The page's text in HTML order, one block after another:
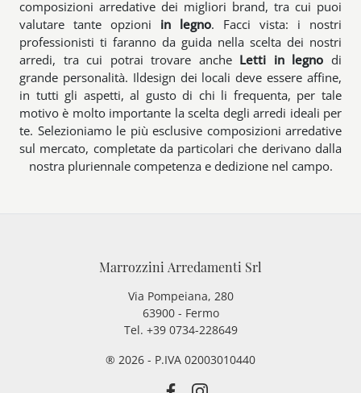
composizioni arredative dei migliori brand, tra cui puoi
valutare tante opzioni in legno. Facci vista: i nostri
professionisti ti faranno da guida nella scelta dei nostri
arredi, tra cui potrai trovare anche Letti in legno di
grande personalità. Ildesign dei locali deve essere affine,
in tutti gli aspetti, al gusto di chi li frequenta, per tale
motivo è molto importante la scelta degli arredi ideali per
te. Selezioniamo le più esclusive composizioni arredative
sul mercato, completate da particolari che derivano dalla
nostra pluriennale competenza e dedizione nel campo.
Marrozzini Arredamenti Srl
Via Pompeiana, 280
63900 - Fermo
Tel. +39 0734-228649
® 2026 - P.IVA 02003010440